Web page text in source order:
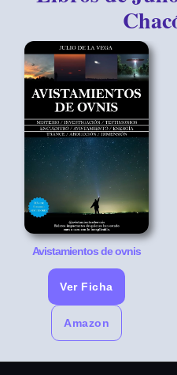
Avistamientos de ovnis
Ver Ficha
Amazon